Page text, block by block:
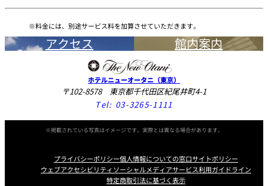
料金には、別途サービス料を加算させていただきます。
アクセス 館内案内
ホテルニューオータニ（東京）
〒102-8578 東京都千代田区紀尾井町4-1
Tel: 03-3265-1111
※掲載されている写真はイメージです。実際とは異なる場合があります。
プライバシーポリシー個人情報についての窓口サイトポリシー
ウェブアクセシビリティソーシャルメディアサービス利用ガイドライン
特定商取引法に基づく表示